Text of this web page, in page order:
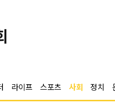
라이프 스포츠 사회 정치